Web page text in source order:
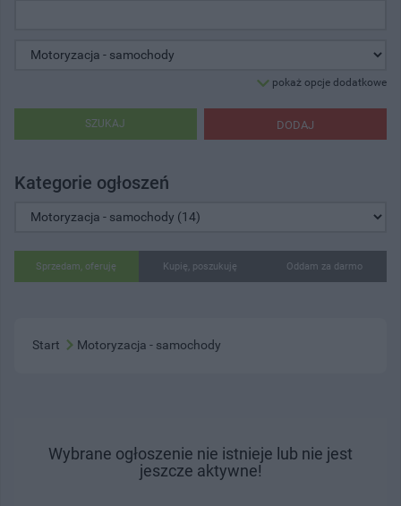
pokaż opcje dodatkowe
DODAJ
SZUKAJ
Kategorie ogłoszeń
Sprzedam, oferuję Kupię, poszukuję Oddam za darmo
Start Motoryzacja - samochody
Wybrane ogłoszenie nie istnieje lub nie jest
jeszcze aktywne!